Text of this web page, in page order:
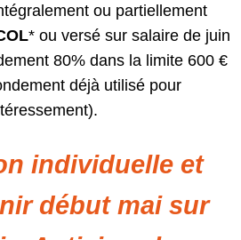
ou partiellement
* ou versé sur salaire de juin
80% dans la limite 600 €
déjà utilisé pour
individuelle et
début mai sur